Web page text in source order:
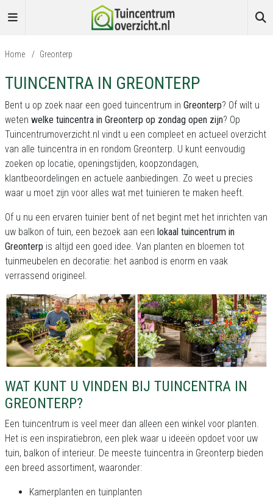
Home / Greonterp
TUINCENTRA IN GREONTERP
Bent u op zoek naar een goed tuincentrum in Greonterp? Of wilt u
weten welke tuincentra in Greonterp op zondag open zijn? Op
Tuincentrumoverzicht.nl vindt u een compleet en actueel overzicht
van alle tuincentra in en rondom Greonterp. U kunt eenvoudig
zoeken op locatie, openingstijden, koopzondagen,
klantbeoordelingen en actuele aanbiedingen. Zo weet u precies
waar u moet zijn voor alles wat met tuinieren te maken heeft.
Of u nu een ervaren tuinier bent of net begint met het inrichten van
uw balkon of tuin, een bezoek aan een lokaal tuincentrum in
Greonterp is altijd een goed idee. Van planten en bloemen tot
tuinmeubelen en decoratie: het aanbod is enorm en vaak
verrassend origineel.
WAT KUNT U VINDEN BIJ TUINCENTRA IN
GREONTERP?
Een tuincentrum is veel meer dan alleen een winkel voor planten.
Het is een inspiratiebron, een plek waar u ideeën opdoet voor uw
tuin, balkon of interieur. De meeste tuincentra in Greonterp bieden
een breed assortiment, waaronder:
Kamerplanten en tuinplanten